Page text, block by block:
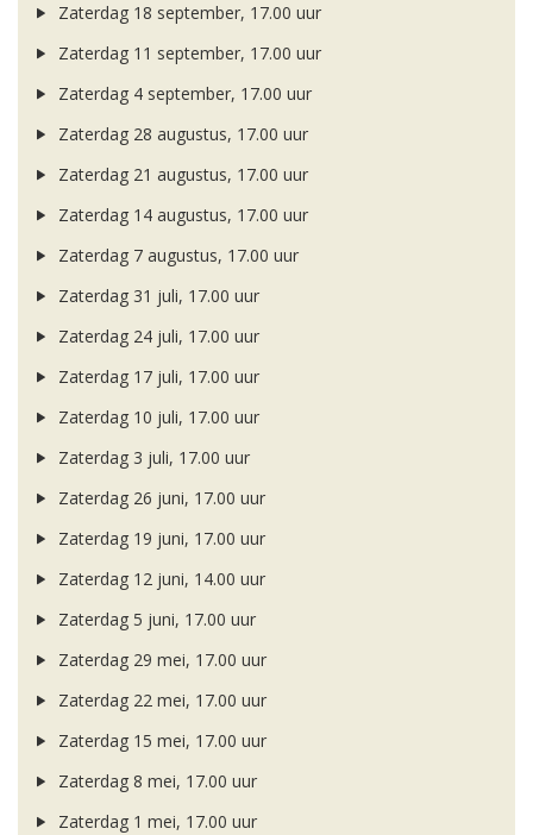
Zaterdag 18 september, 17.00 uur
Zaterdag 11 september, 17.00 uur
Zaterdag 4 september, 17.00 uur
Zaterdag 28 augustus, 17.00 uur
Zaterdag 21 augustus, 17.00 uur
Zaterdag 14 augustus, 17.00 uur
Zaterdag 7 augustus, 17.00 uur
Zaterdag 31 juli, 17.00 uur
Zaterdag 24 juli, 17.00 uur
Zaterdag 17 juli, 17.00 uur
Zaterdag 10 juli, 17.00 uur
Zaterdag 3 juli, 17.00 uur
Zaterdag 26 juni, 17.00 uur
Zaterdag 19 juni, 17.00 uur
Zaterdag 12 juni, 14.00 uur
Zaterdag 5 juni, 17.00 uur
Zaterdag 29 mei, 17.00 uur
Zaterdag 22 mei, 17.00 uur
Zaterdag 15 mei, 17.00 uur
Zaterdag 8 mei, 17.00 uur
Zaterdag 1 mei, 17.00 uur